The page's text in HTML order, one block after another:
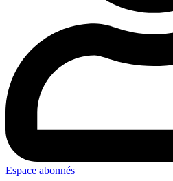
Espace abonnés